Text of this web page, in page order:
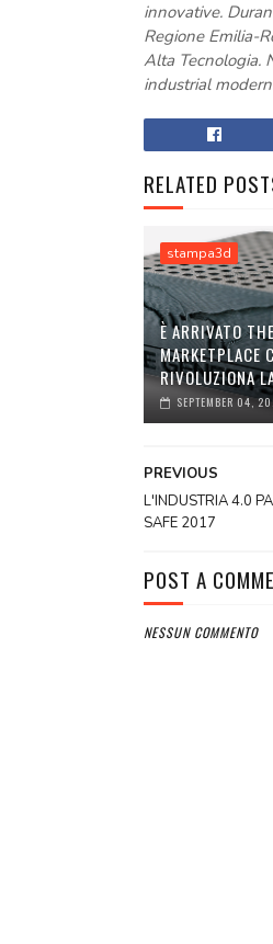
innovative.
Regione Emilia-
Alta Tecnologia.
industrial
RELATED
stampa3d
È ARRIVATO
MARKETPLACE
RIVOLUZIONA
SEPTEMBER 04,
PREVIOUS
L'INDUSTRIA 4.0
SAFE 2017
POST A
NESSUN COMMENTO